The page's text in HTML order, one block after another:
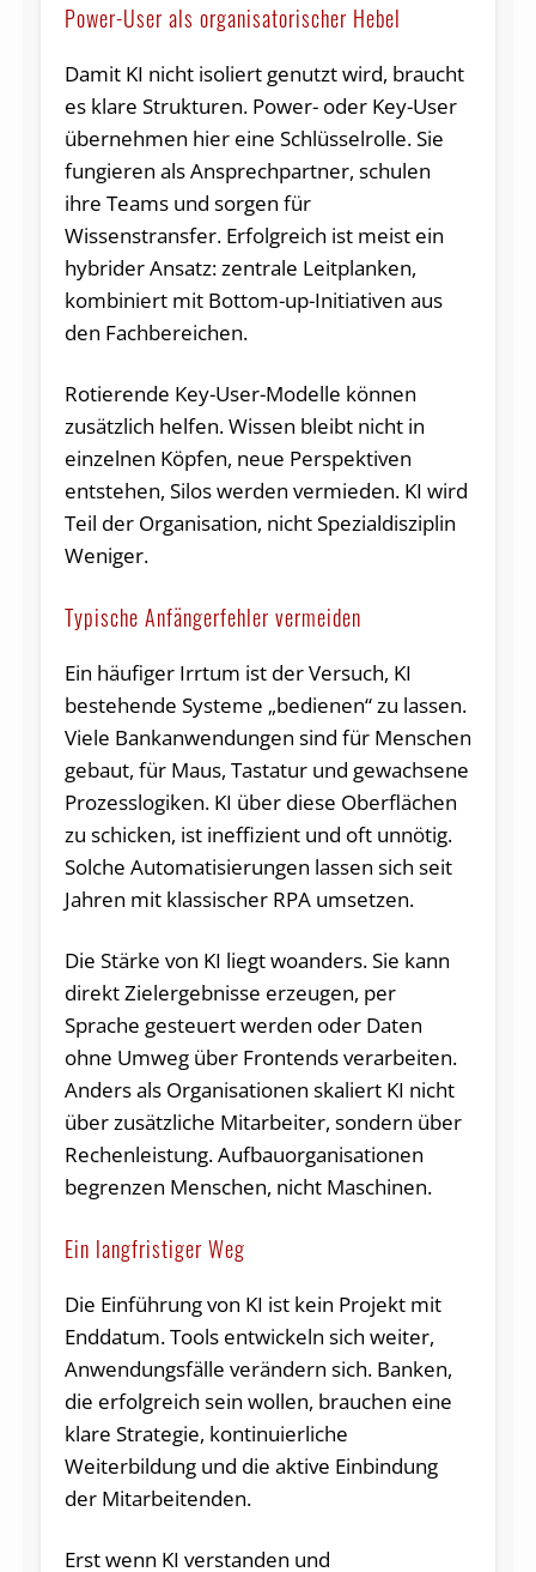
Power-User als organisatorischer Hebel
Damit KI nicht isoliert genutzt wird, braucht
es klare Strukturen. Power- oder Key-User
übernehmen hier eine Schlüsselrolle. Sie
fungieren als Ansprechpartner, schulen
ihre Teams und sorgen für
Wissenstransfer. Erfolgreich ist meist ein
hybrider Ansatz: zentrale Leitplanken,
kombiniert mit Bottom-up-Initiativen aus
den Fachbereichen.
Rotierende Key-User-Modelle können
zusätzlich helfen. Wissen bleibt nicht in
einzelnen Köpfen, neue Perspektiven
entstehen, Silos werden vermieden. KI wird
Teil der Organisation, nicht Spezialdisziplin
Weniger.
Typische Anfängerfehler vermeiden
Ein häufiger Irrtum ist der Versuch, KI
bestehende Systeme „bedienen“ zu lassen.
Viele Bankanwendungen sind für Menschen
gebaut, für Maus, Tastatur und gewachsene
Prozesslogiken. KI über diese Oberflächen
zu schicken, ist ineffizient und oft unnötig.
Solche Automatisierungen lassen sich seit
Jahren mit klassischer RPA umsetzen.
Die Stärke von KI liegt woanders. Sie kann
direkt Zielergebnisse erzeugen, per
Sprache gesteuert werden oder Daten
ohne Umweg über Frontends verarbeiten.
Anders als Organisationen skaliert KI nicht
über zusätzliche Mitarbeiter, sondern über
Rechenleistung. Aufbauorganisationen
begrenzen Menschen, nicht Maschinen.
Ein langfristiger Weg
Die Einführung von KI ist kein Projekt mit
Enddatum. Tools entwickeln sich weiter,
Anwendungsfälle verändern sich. Banken,
die erfolgreich sein wollen, brauchen eine
klare Strategie, kontinuierliche
Weiterbildung und die aktive Einbindung
der Mitarbeitenden.
Erst wenn KI verstanden und